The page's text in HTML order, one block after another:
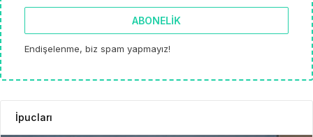
ABONELIK
Endişelenme, biz spam yapmayız!
İpucları